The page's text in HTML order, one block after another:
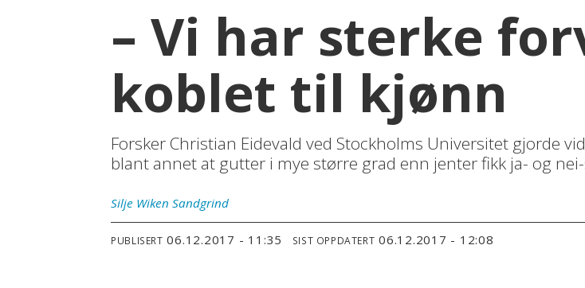
– Vi har sterke
koblet til kjønn
Forsker Christian Eidevald ved Stockholms Universitet gjorde
blant annet at gutter i mye større grad enn jenter fikk ja- og
Silje Wiken Sandgrind
PUBLISERT 06.12.2017 - 11:35 SIST OPPDATERT 06.12.2017 - 12:08